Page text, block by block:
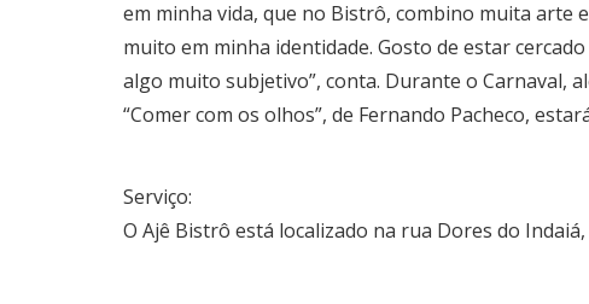
em minha vida, que no Bistrô, combino muita arte
muito em minha identidade. Gosto de estar
algo muito subjetivo”, conta. Durante o Carnaval,
“Comer com os olhos”, de Fernando Pacheco,
Serviço:
O Ajê Bistrô está localizado na rua Dores do